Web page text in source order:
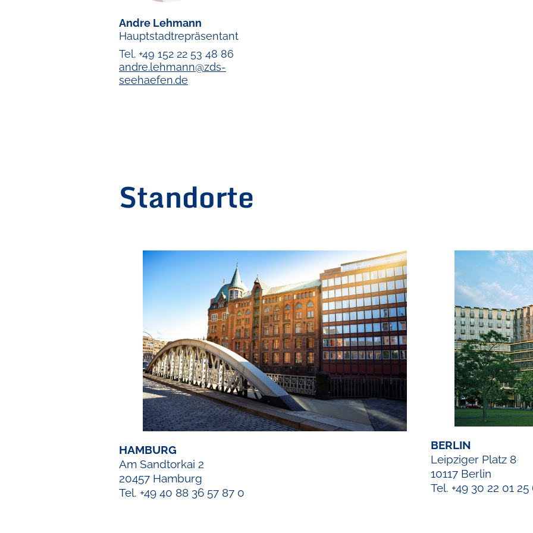
Andre Lehmann
Hauptstadtrepräsentant
Tel. +49 152 22 53 48 86
andre.lehmann@zds-
seehaefen.de
Standorte
HAMBURG
Am Sandtorkai 2
20457 Hamburg
Tel. +49 40 88 36 57 87 0
BERLIN
Leipziger Platz 8
10117 Berlin
Tel. +49 30 22 01 25